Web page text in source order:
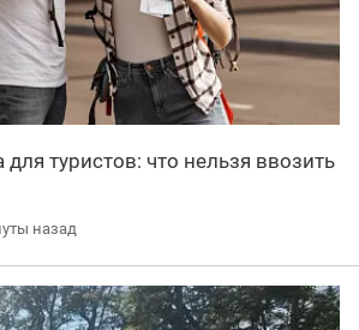
туристов: что нельзя ввозить
назад